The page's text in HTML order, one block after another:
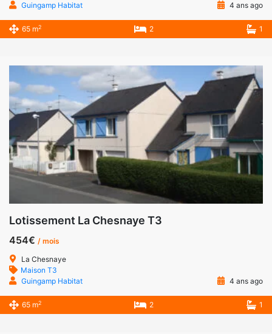
Guingamp Habitat
4 ans ago
65 m2 2 1
Lotissement La Chesnaye T3
454€ / mois
La Chesnaye
Maison T3
Guingamp Habitat
4 ans ago
65 m2 2 1